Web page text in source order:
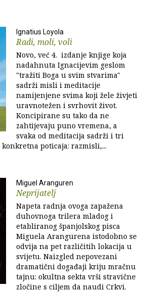
Ignatius Loyola
Radi, moli, voli
Novo, već 4. izdanje knjige koja
nadahnuta Ignacijevim geslom
"tražiti Boga u svim stvarima"
sadrži misli i meditacije
namijenjene svima koji žele živjeti
uravnotežen i svrhovit život.
Koncipirane su tako da ne
zahtijevaju puno vremena, a
svaka od meditacija sadrži i tri
poticaja: razmisli,...
Miguel Aranguren
Neprijatelj
Napeta radnja ovoga zapažena
duhovnoga trilera mladog i
etabliranog španjolskog pisca
Miguela Arangurena istodobno se
odvija na pet različitih lokacija u
svijetu. Naizgled nepovezani
dramatični događaji kriju mračnu
tajnu: okultna sekta vrši stravične
zločine s ciljem da naudi Crkvi.